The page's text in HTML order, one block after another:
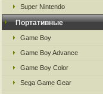
Super Nintendo
Портативные
Game Boy
Game Boy Advance
Game Boy Color
Sega Game Gear